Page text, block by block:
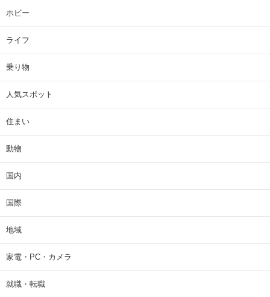
ホビー
ライフ
乗り物
人気スポット
住まい
動物
国内
国際
地域
家電・PC・カメラ
就職・転職